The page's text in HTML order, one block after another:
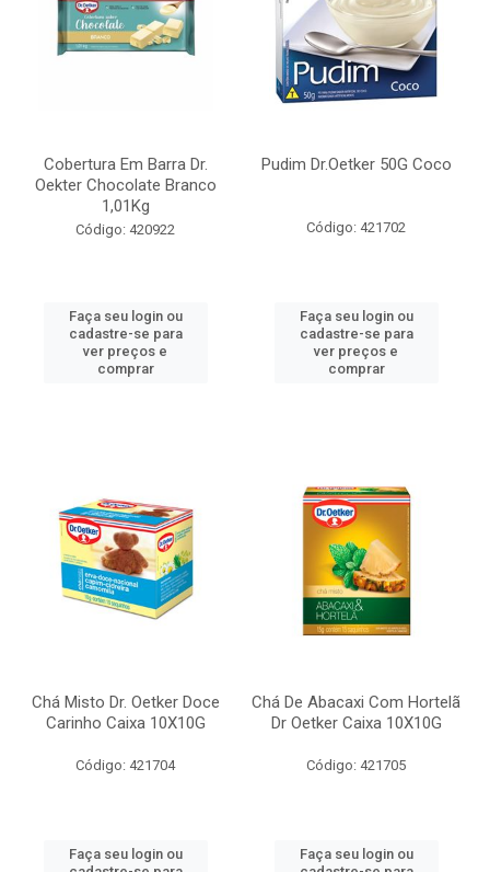
Cobertura Em Barra Dr.
Oekter Chocolate Branco
1,01Kg
Código: 420922
Faça seu login ou
cadastre-se para
ver preços e
comprar
Pudim Dr.Oetker 50G Coco
Código: 421702
Faça seu login ou
cadastre-se para
ver preços e
comprar
Chá Misto Dr. Oetker Doce
Carinho Caixa 10X10G
Código: 421704
Faça seu login ou
Chá De Abacaxi Com Hortelã
Dr Oetker Caixa 10X10G
Código: 421705
Faça seu login ou